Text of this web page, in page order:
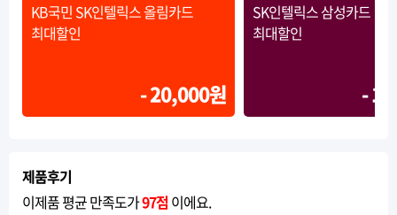
KB국민 SK인텔릭스 올림카드
최대할인
- 20,000원
SK인텔릭스 삼성카드
최대할인
-
제품후기
이제품 평균 만족도가97점 이에요.